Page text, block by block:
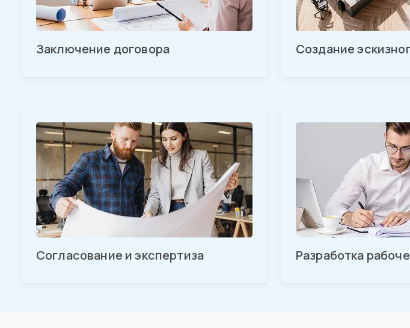
Заключение договора Создание
Согласование и экспертиза Разработка